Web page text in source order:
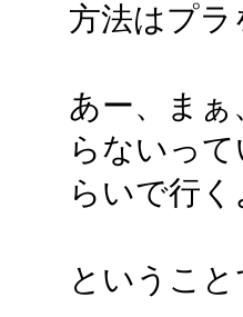
方法はプ
あー、ま
らないっ
らいで行く
というこ